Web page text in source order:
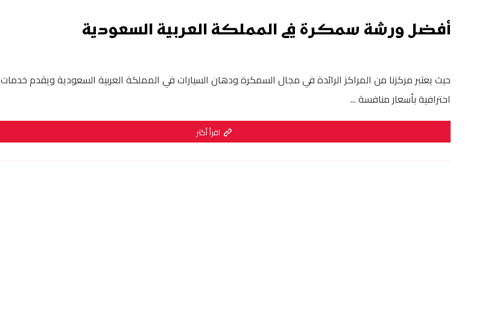
أفضل ورشة سمكرة في المملكة العربية السعودية
حيث يعتبر مركزنا من المراكز الرائدة في مجال السمكرة ودهان السيارات في المملكة العربية السعودية ويقدم خدمات
احترافية بأسعار منافسة ...
اقرأ أكثر